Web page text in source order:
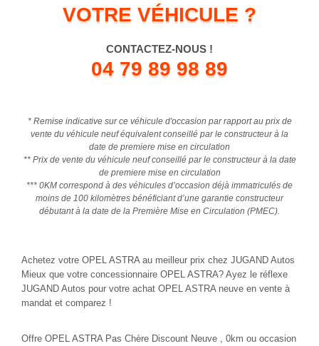
VOTRE VÉHICULE ?
CONTACTEZ-NOUS !
04 79 89 98 89
* Remise indicative sur ce véhicule d'occasion par rapport au prix de
vente du véhicule neuf équivalent conseillé par le constructeur à la
date de premiere mise en circulation
** Prix de vente du véhicule neuf conseillé par le constructeur à la date
de premiere mise en circulation
*** 0KM correspond à des véhicules d’occasion déjà immatriculés de
moins de 100 kilomètres bénéficiant d’une garantie constructeur
débutant à la date de la Première Mise en Circulation (PMEC).
Achetez votre OPEL ASTRA au meilleur prix chez JUGAND Autos
Mieux que votre concessionnaire OPEL ASTRA? Ayez le réflexe
JUGAND Autos pour votre achat OPEL ASTRA neuve en vente à
mandat et comparez !
Offre OPEL ASTRA Pas Chère Discount Neuve , 0km ou occasion